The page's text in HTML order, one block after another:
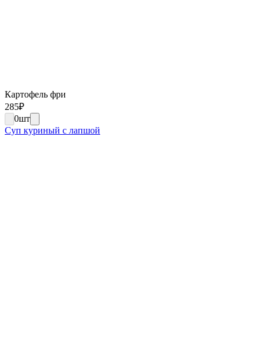
Картофель фри
285₽
0шт
Суп куриный с лапшой